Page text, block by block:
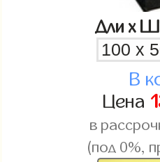
Дли x
В
Цена
в
(под 0%,